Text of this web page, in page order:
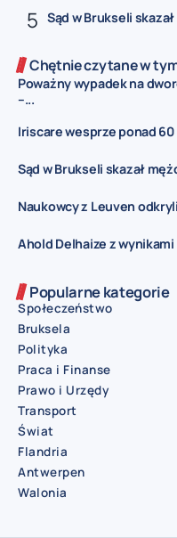
Sąd w Brukseli
Chętnie czytane w
Poważny wypadek na
–...
Iriscare wesprze ponad
Sąd w Brukseli skazał
Naukowcy z Leuven
Ahold Delhaize z
Popularne kategorie
Społeczeństwo
Bruksela
Polityka
Praca i Finanse
Prawo i Urzędy
Transport
Świat
Flandria
Antwerpen
Walonia